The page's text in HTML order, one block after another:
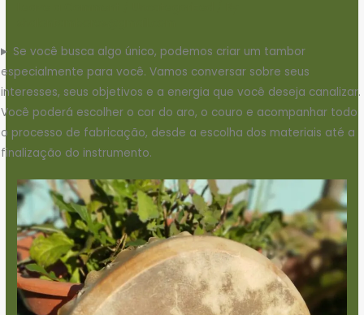
Se você busca algo único, podemos criar um tambor
especialmente para você. Vamos conversar sobre seus
interesses, seus objetivos e a energia que você deseja canalizar.
Você poderá escolher o cor do aro, o couro e acompanhar todo
o processo de fabricação, desde a escolha dos materiais até a
finalização do instrumento.